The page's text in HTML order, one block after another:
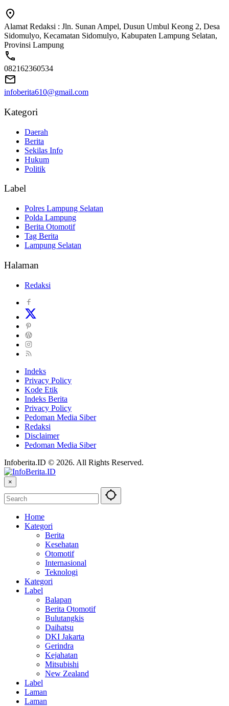
Alamat Redaksi : Jln. Sunan Ampel, Dusun Umbul Keong 2, Desa
Sidomulyo, Kecamatan Sidomulyo, Kabupaten Lampung Selatan,
Provinsi Lampung
082162360534
infoberita610@gmail.com
Kategori
Daerah
Berita
Sekilas Info
Hukum
Politik
Label
Polres Lampung Selatan
Polda Lampung
Berita Otomotif
Tag Berita
Lampung Selatan
Halaman
Redaksi
Indeks
Privacy Policy
Kode Etik
Indeks Berita
Privacy Policy
Pedoman Media Siber
Redaksi
Disclaimer
Pedoman Media Siber
Infoberita.ID © 2026. All Rights Reserved.
×
Home
Kategori
Berita
Kesehatan
Otomotif
Internasional
Teknologi
Kategori
Label
Balapan
Berita Otomotif
Bulutangkis
Daihatsu
DKI Jakarta
Gerindra
Kejahatan
Mitsubishi
New Zealand
Label
Laman
Laman